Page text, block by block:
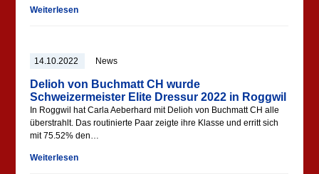
Weiterlesen
14.10.2022 News
Delioh von Buchmatt CH wurde
Schweizermeister Elite Dressur 2022 in Roggwil
In Roggwil hat Carla Aeberhard mit Delioh von Buchmatt CH alle
überstrahlt. Das routinierte Paar zeigte ihre Klasse und erritt sich
mit 75.52% den…
Weiterlesen